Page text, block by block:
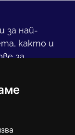
за най-
както и
за
как да
този така